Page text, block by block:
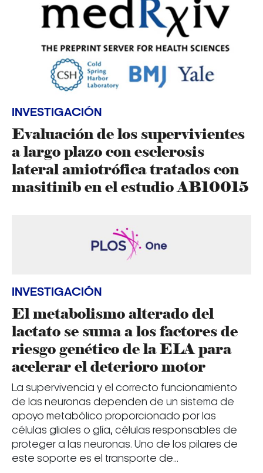
INVESTIGACIÓN
Evaluación de los supervivientes
a largo plazo con esclerosis
lateral amiotrófica tratados con
masitinib en el estudio AB10015
INVESTIGACIÓN
El metabolismo alterado del
lactato se suma a los factores de
riesgo genético de la ELA para
acelerar el deterioro motor
La supervivencia y el correcto funcionamiento
de las neuronas dependen de un sistema de
apoyo metabólico proporcionado por las
células gliales o glía, células responsables de
proteger a las neuronas. Uno de los pilares de
este soporte es el transporte de...